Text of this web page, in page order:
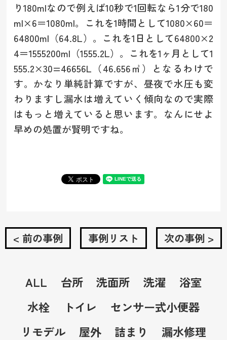
り180mlなので例えば10秒で1回転なら1分で180
ml×6＝1080ml。これを1時間として1080×60＝
64800ml（64.8L）。これを1日として64800×2
4＝1555200ml（1555.2L）。これを1ヶ月として1
555.2×30=46656L（46.656㎥）となるわけで
す。かなり単純計算ですが、昼夜で水圧も変
わりますし漏水は増えていく傾向なので実際
はもっと増えていると思います。なんにせよ
早めの処置が賢明ですね。
< 前の事例 事例リスト 次の事例 >
ALL 台所 洗面所 洗濯
浴室
水栓
トイレ
センサー式小便器
リモデル
屋外 詰まり
漏水修理